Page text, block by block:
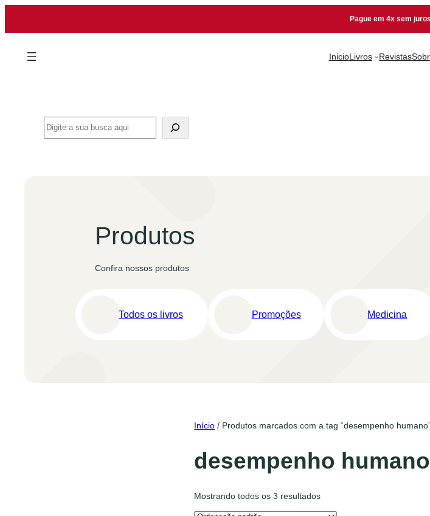
o
Pague em 4x sem
InicioLivros Revistas
Search
Produtos
Confira nossos produtos
Todos os livros Promoções Medicina
Início / Produtos marcados com a tag “desempenho
desempenho humano
Mostrando todos os 3 resultados